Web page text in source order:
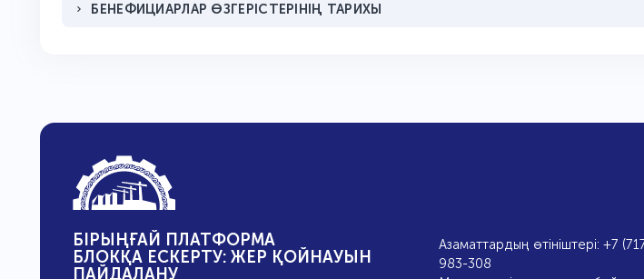
БЕНЕФИЦИАРЛАР ӨЗГЕРІСТЕРІНІҢ ТАРИХЫ
БІРЫҢҒАЙ ПЛАТФОРМА
БЛОКҚА ЕСКЕРТУ: ЖЕР ҚОЙНАУЫН
ПАЙДАЛАНУ
Азаматтардың өтініштері: +7
983-308